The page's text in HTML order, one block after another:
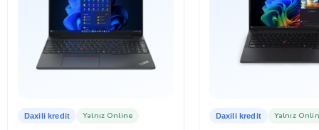
Daxili kredit Yalnız Online Daxili kredit Yalnız